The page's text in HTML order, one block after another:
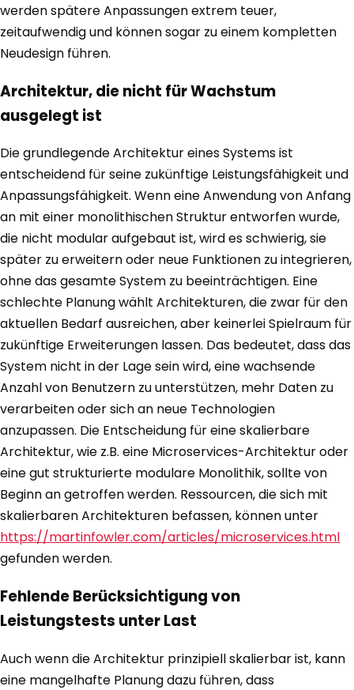
werden spätere Anpassungen extrem teuer,
zeitaufwendig und können sogar zu einem kompletten
Neudesign führen.
Architektur, die nicht für Wachstum
ausgelegt ist
Die grundlegende Architektur eines Systems ist
entscheidend für seine zukünftige Leistungsfähigkeit und
Anpassungsfähigkeit. Wenn eine Anwendung von Anfang
an mit einer monolithischen Struktur entworfen wurde,
die nicht modular aufgebaut ist, wird es schwierig, sie
später zu erweitern oder neue Funktionen zu integrieren,
ohne das gesamte System zu beeinträchtigen. Eine
schlechte Planung wählt Architekturen, die zwar für den
aktuellen Bedarf ausreichen, aber keinerlei Spielraum für
zukünftige Erweiterungen lassen. Das bedeutet, dass das
System nicht in der Lage sein wird, eine wachsende
Anzahl von Benutzern zu unterstützen, mehr Daten zu
verarbeiten oder sich an neue Technologien
anzupassen. Die Entscheidung für eine skalierbare
Architektur, wie z.B. eine Microservices-Architektur oder
eine gut strukturierte modulare Monolithik, sollte von
Beginn an getroffen werden. Ressourcen, die sich mit
skalierbaren Architekturen befassen, können unter
https://martinfowler.com/articles/microservices.html
gefunden werden.
Fehlende Berücksichtigung von
Leistungstests unter Last
Auch wenn die Architektur prinzipiell skalierbar ist, kann
eine mangelhafte Planung dazu führen, dass